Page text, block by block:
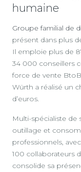
humaine
Groupe familial de
présent dans plus
Il emploie plus de
34 000 conseillers
force de vente
Würth a réalisé un
d’euros.
Multi-spécialiste de
outillage et
professionnels,
100 collaborateurs
consolide sa